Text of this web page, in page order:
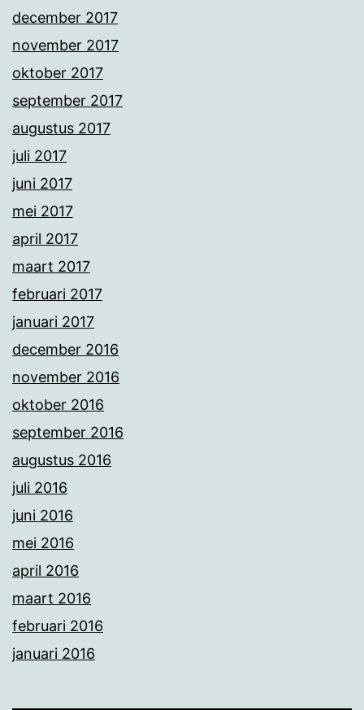
december 2017
november 2017
oktober 2017
september 2017
augustus 2017
juli 2017
juni 2017
mei 2017
april 2017
maart 2017
februari 2017
januari 2017
december 2016
november 2016
oktober 2016
september 2016
augustus 2016
juli 2016
juni 2016
mei 2016
april 2016
maart 2016
februari 2016
januari 2016